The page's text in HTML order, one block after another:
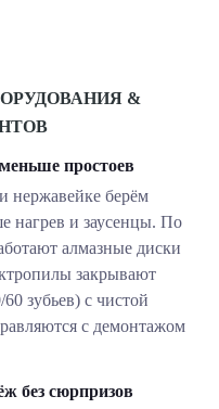
&
простоев
нержавейке берём
нагрев и заусенцы. По
алмазные диски
закрывают
зубьев) с чистой
с демонтажом
без сюрпризов